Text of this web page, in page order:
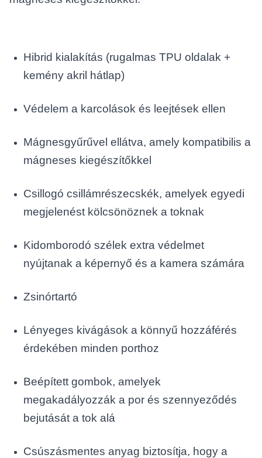
Hibrid kialakítás (rugalmas TPU oldalak +
kemény akril hátlap)
Védelem a karcolások és leejtések ellen
Mágnesgyűrűvel ellátva, amely kompatibilis a
mágneses kiegészítőkkel
Csillogó csillámrészecskék, amelyek egyedi
megjelenést kölcsönöznek a toknak
Kidomborodó szélek extra védelmet
nyújtanak a képernyő és a kamera számára
Zsinórtartó
Lényeges kivágások a könnyű hozzáférés
érdekében minden porthoz
Beépített gombok, amelyek
megakadályozzák a por és szennyeződés
bejutását a tok alá
Csúszásmentes anyag biztosítja, hogy a